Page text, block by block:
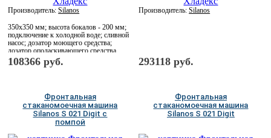
Производитель:Silanos
350х350 мм; высота бокалов - 200 мм;
подключение к холодной воде; сливной
насос; дозатор моющего средства;
дозатор ополаскивающего средства
108366 руб.
Производитель:Silanos
293118 руб.
Фронтальная
стаканомоечная машина
Silanos S 021 Digit с
помпой
Фронтальная
стаканомоечная машина
Silanos S 021 Digit